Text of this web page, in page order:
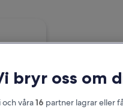
bryr oss om
och våra16 partner lagrar eller